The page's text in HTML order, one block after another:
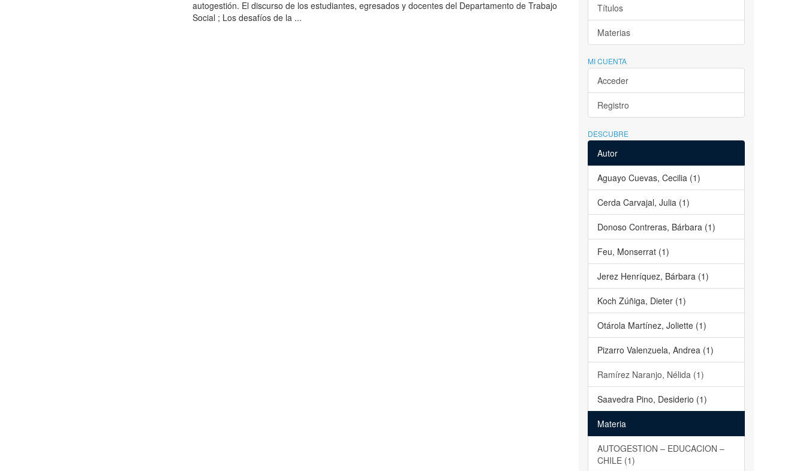
autogestión. El discurso de los estudiantes, egresados y docentes del Departamento de Trabajo
Social ; Los desafíos de la ...
Títulos
Materias
MI CUENTA
Acceder
Registro
DESCUBRE
Autor
Aguayo Cuevas, Cecilia (1)
Cerda Carvajal, Julia (1)
Donoso Contreras, Bárbara (1)
Feu, Monserrat (1)
Jerez Henríquez, Bárbara (1)
Koch Zúñiga, Dieter (1)
Otárola Martínez, Joliette (1)
Pizarro Valenzuela, Andrea (1)
Ramírez Naranjo, Nélida (1)
Saavedra Pino, Desiderio (1)
Materia
AUTOGESTION – EDUCACION –
CHILE (1)